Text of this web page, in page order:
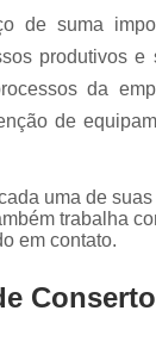
de suma
produtivos
da
de
uma de
trabalha
em contato.